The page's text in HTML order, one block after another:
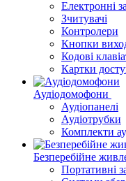
Електронні
Зчитувачі
Контролери
Кнопки
Кодові
Картки
Аудіодомофони
Аудіопанелі
Аудіотрубки
Комплекти
Безперебійне
Портативні